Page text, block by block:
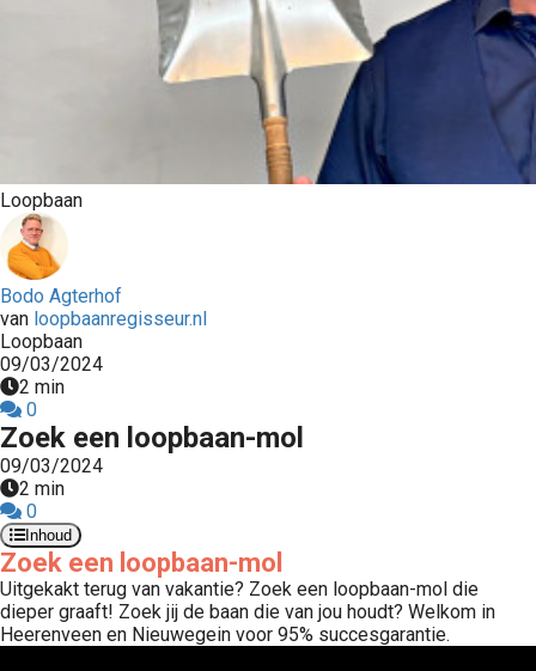
Loopbaan
Bodo Agterhof
van loopbaanregisseur.nl
Loopbaan
09/03/2024
2 min
0
Zoek een loopbaan-mol
09/03/2024
2 min
0
Inhoud
Zoek een loopbaan-mol
Uitgekakt terug van vakantie? Zoek een loopbaan-mol die
dieper graaft! Zoek jij de baan die van jou houdt? Welkom in
Heerenveen en Nieuwegein voor 95% succesgarantie.
worden
om
te
over
van
op
gebruikt
te